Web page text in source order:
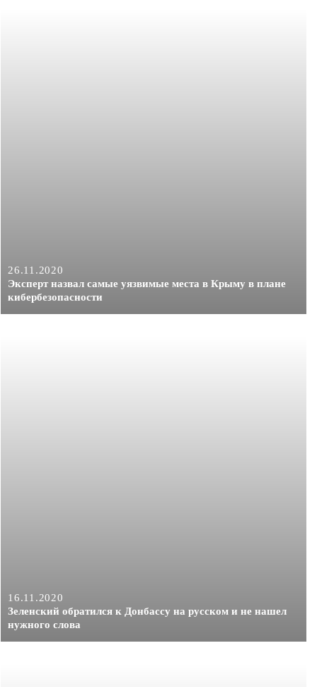
26.11.2020
Эксперт назвал самые уязвимые места в Крыму в плане
кибербезопасности
16.11.2020
Зеленский обратился к Донбассу на русском и не нашел
нужного слова